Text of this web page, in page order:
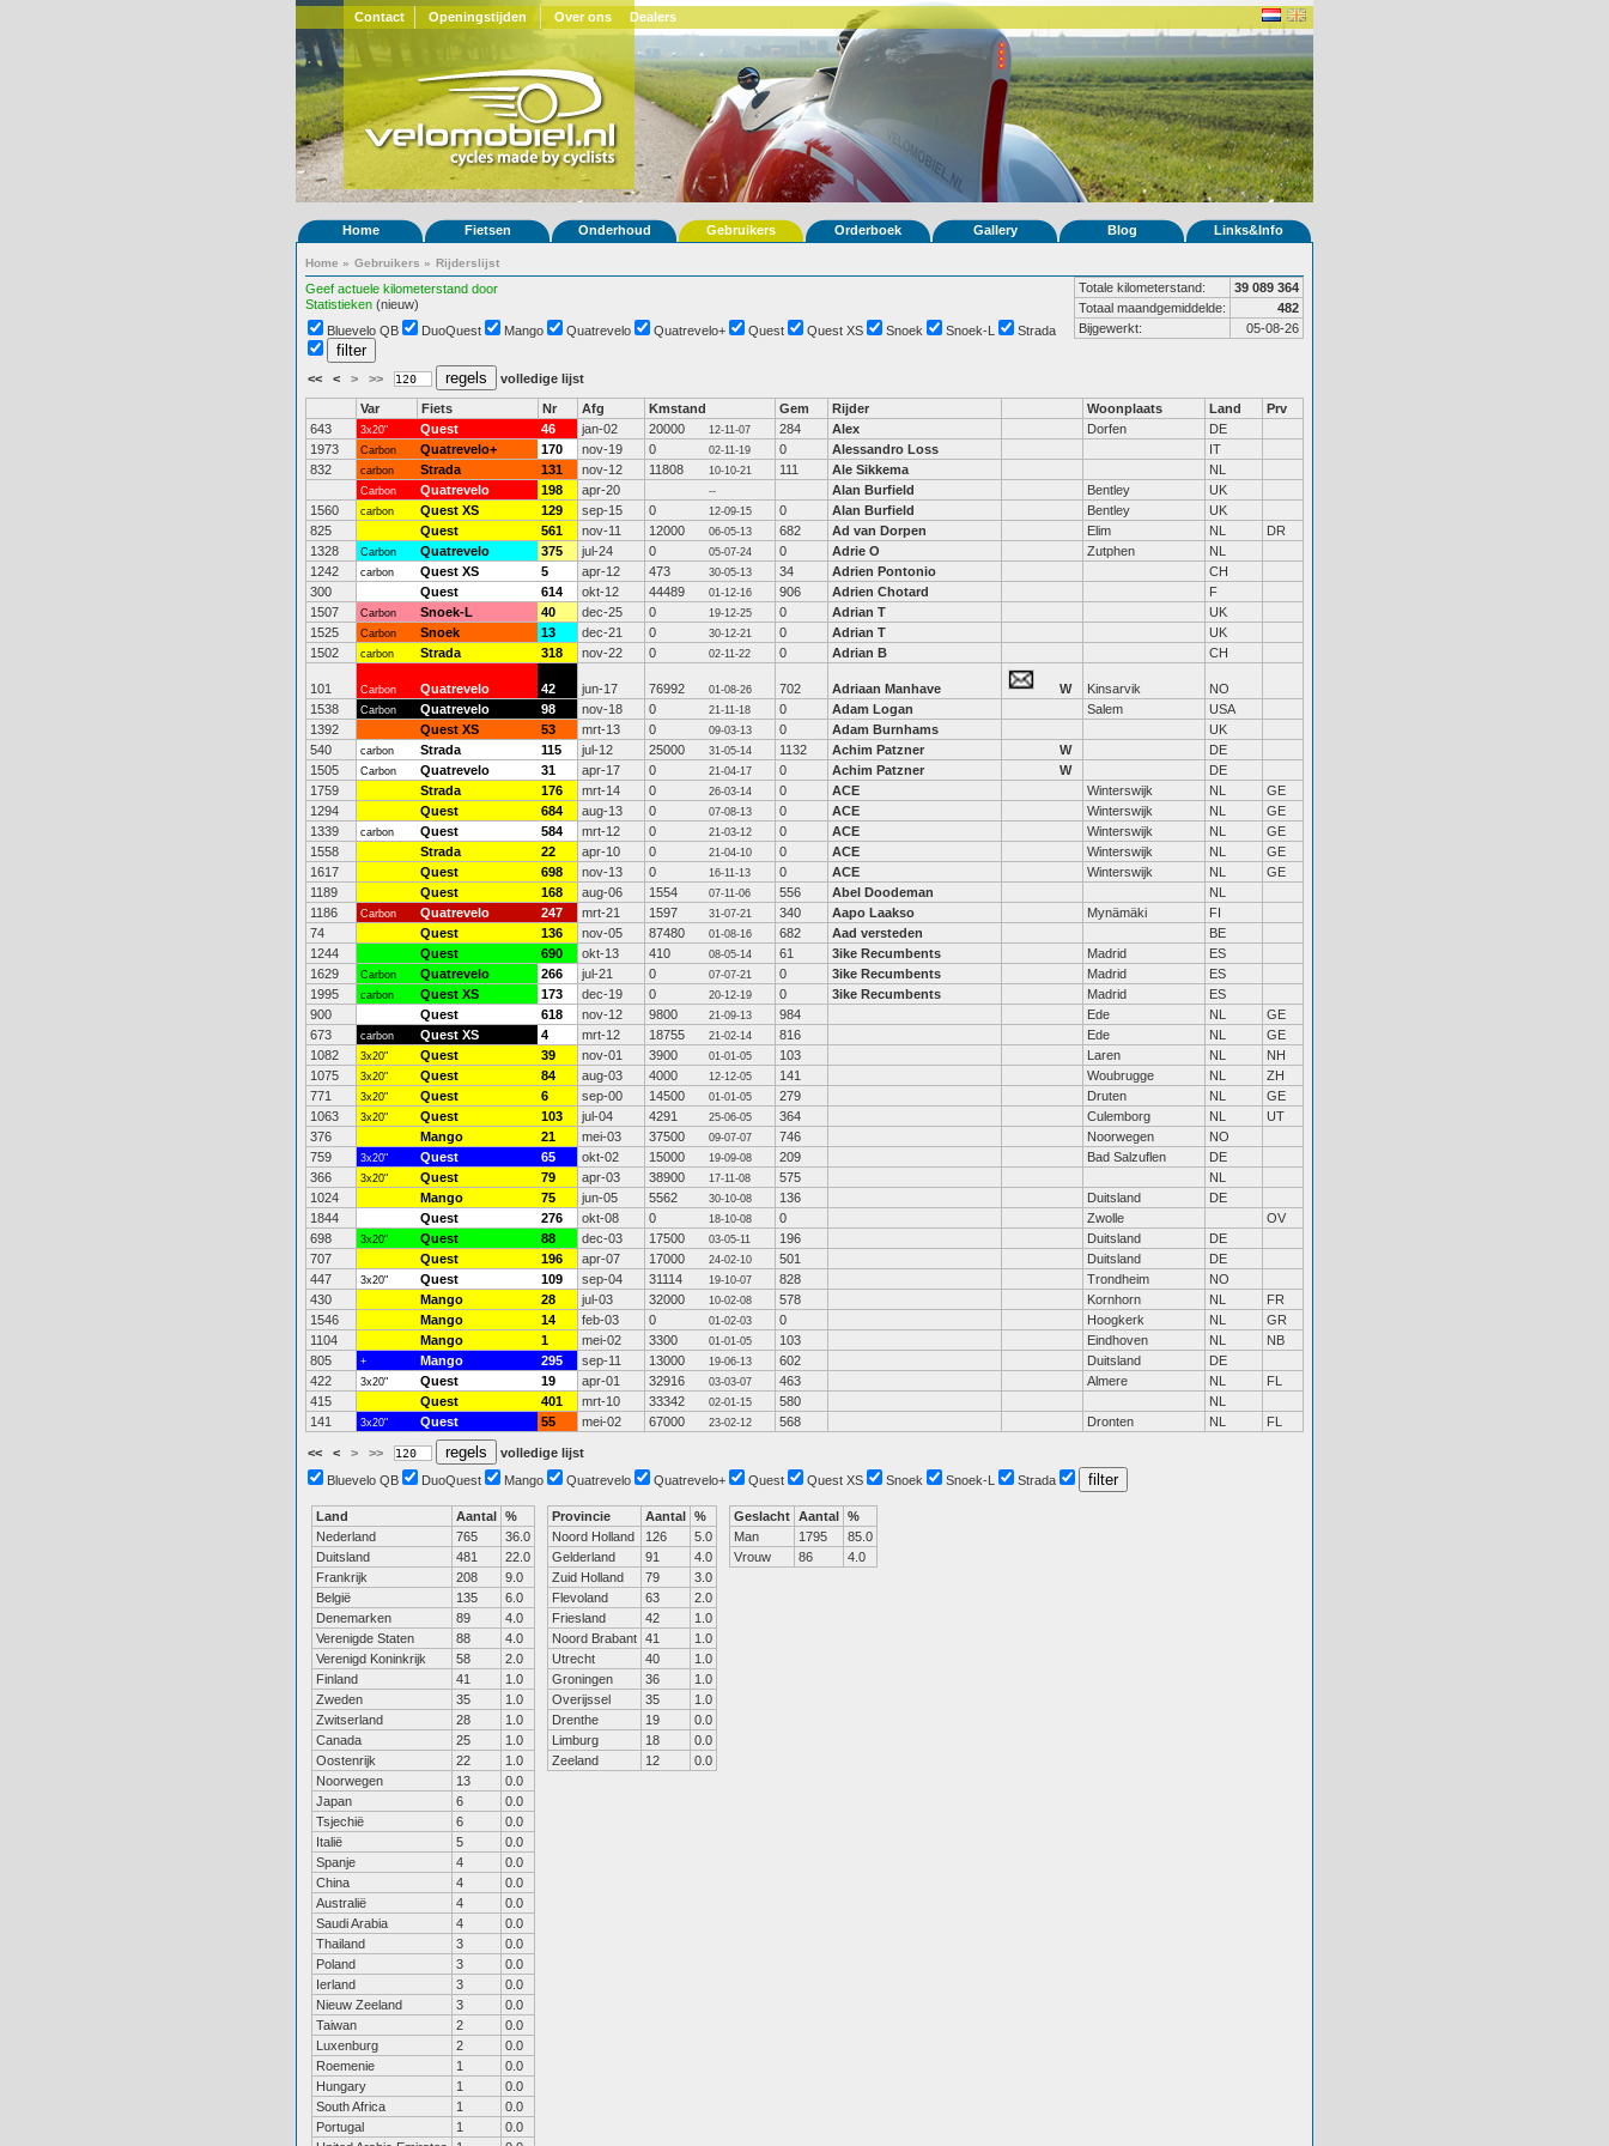
Contact Openingstijden Over ons Dealers
Home Fietsen Onderhoud Gebruikers Orderboek Gallery Blog Links&Info
Home » Gebruikers » Rijderslijst
Geef actuele kilometerstand door
Statistieken (nieuw)
Totale kilometerstand:
39 089 364
Totaal maandgemiddelde:
482
Bijgewerkt:
05-08-26
Bluevelo QB DuoQuest Mango Quatrevelo Quatrevelo+ Quest Quest XS Snoek Snoek-L Strada
<< < > >> volledige lijst
Var Fiets Nr Afg Kmstand Gem Rijder Woonplaats Land
Prv
643
3x20" Quest 46 jan-02 20000 12-11-07 284 Alex Dorfen
DE
1973
Carbon Quatrevelo+ 170 nov-19 0 02-11-19 0 Alessandro Loss
IT
832
carbon Strada 131 nov-12 11808 10-10-21 111 Ale Sikkema NL
Carbon Quatrevelo 198 apr-20 -- Alan Burfield Bentley
UK
1560
carbon Quest XS 129 sep-15 0 12-09-15 0 Alan Burfield Bentley
UK
825
Quest 561 nov-11 12000 06-05-13 682 Ad van Dorpen Elim NL
DR
1328
Carbon Quatrevelo 375 jul-24 0 05-07-24 0 Adrie O Zutphen
NL
1242
carbon Quest XS 5 apr-12 473 30-05-13 34 Adrien Pontonio
CH
300
Quest 614 okt-12 44489 01-12-16 906 Adrien Chotard
F
1507
Carbon Snoek-L 40 dec-25 0 19-12-25 0 Adrian T
UK
1525
Carbon Snoek 13 dec-21 0 30-12-21 0 Adrian T
UK
1502
carbon Strada 318 nov-22 0 02-11-22 0 Adrian B CH
101 Carbon Quatrevelo 42 jun-17 76992 01-08-26 702 Adriaan Manhave W Kinsarvik
NO
1538
Carbon Quatrevelo 98 nov-18 0 21-11-18 0 Adam Logan Salem
USA
1392
Quest XS 53 mrt-13 0 09-03-13 0 Adam Burnhams
UK
540
carbon Strada 115 jul-12 25000 31-05-14 1132 Achim Patzner W
DE
1505
Carbon Quatrevelo 31 apr-17 0 21-04-17 0 Achim Patzner W
DE
1759
Strada 176 mrt-14 0 26-03-14 0 ACE Winterswijk NL
GE
1294
Quest 684 aug-13 0 07-08-13 0 ACE Winterswijk NL
GE
1339
carbon Quest 584 mrt-12 0 21-03-12 0 ACE Winterswijk NL
GE
1558
Strada 22 apr-10 0 21-04-10 0 ACE Winterswijk NL
GE
1617
Quest 698 nov-13 0 16-11-13 0 ACE Winterswijk NL
GE
1189
Quest 168 aug-06 1554 07-11-06 556 Abel Doodeman
NL
1186
Carbon Quatrevelo 247 mrt-21 1597 31-07-21 340 Aapo Laakso Mynämäki
FI
74
Quest 136 nov-05 87480 01-08-16 682 Aad versteden
BE
1244
Quest 690 okt-13 410 08-05-14 61 3ike Recumbents Madrid
ES
1629
Carbon Quatrevelo 266 jul-21 0 07-07-21 0 3ike Recumbents Madrid
ES
1995
carbon Quest XS 173 dec-19 0 20-12-19 0 3ike Recumbents Madrid
ES
900
Quest 618 nov-12 9800 21-09-13 984 Ede NL
GE
673
carbon Quest XS 4 mrt-12 18755 21-02-14 816 Ede NL
GE
1082
3x20" Quest 39 nov-01 3900 01-01-05 103 Laren NL
NH
1075
3x20" Quest 84 aug-03 4000 12-12-05 141 Woubrugge NL
ZH
771
3x20" Quest 6 sep-00 14500 01-01-05 279 Druten NL
GE
1063
3x20" Quest 103 jul-04 4291 25-06-05 364 Culemborg NL
UT
376
Mango 21 mei-03 37500 09-07-07 746 Noorwegen
NO
759
3x20" Quest 65 okt-02 15000 19-09-08 209 Bad Salzuflen
DE
366
3x20" Quest 79 apr-03 38900 17-11-08 575
NL
1024
Mango 75 jun-05 5562 30-10-08 136 Duitsland
DE
1844
Quest 276 okt-08 0 18-10-08 0 Zwolle
OV
698
3x20" Quest 88 dec-03 17500 03-05-11 196 Duitsland
DE
707
Quest 196 apr-07 17000 24-02-10 501 Duitsland
DE
447
3x20" Quest 109 sep-04 31114 19-10-07 828 Trondheim
NO
430
Mango 28 jul-03 32000 10-02-08 578 Kornhorn NL
FR
1546
Mango 14 feb-03 0 01-02-03 0 Hoogkerk NL
GR
1104
Mango 1 mei-02 3300 01-01-05 103 Eindhoven NL
NB
805
+ Mango 295 sep-11 13000 19-06-13 602 Duitsland
DE
422
3x20" Quest 19 apr-01 32916 03-03-07 463 Almere NL
FL
415
Quest 401 mrt-10 33342 02-01-15 580
NL
141
3x20" Quest 55 mei-02 67000 23-02-12 568 Dronten NL FL
<< < > >>
volledige lijst
Bluevelo QB
DuoQuest Mango Quatrevelo Quatrevelo+ Quest Quest XS Snoek Snoek-L Strada
Land Aantal %
Nederland
765
36.0
Duitsland
481
22.0
Frankrijk
208
9.0
België
135
6.0
Denemarken
89
4.0
Verenigde Staten
88
4.0
Verenigd Koninkrijk
58
2.0
Finland
41
1.0
Zweden
35
1.0
Zwitserland
28
1.0
Canada
25
1.0
Oostenrijk
22
1.0
Noorwegen
13
0.0
Japan
6
0.0
Tsjechië
6
0.0
Italië
5
0.0
Spanje
4
0.0
China
4
0.0
Australië
4
0.0
Saudi Arabia
4
0.0
Thailand
3
0.0
Poland
3
0.0
Ierland
3
0.0
Nieuw Zeeland
3
0.0
Taiwan
2
0.0
Luxenburg
2
0.0
Roemenie
1
0.0
Hungary
1
0.0
South Africa
1
0.0
Portugal
1
0.0
Provincie Aantal %
Noord Holland
126
5.0
Gelderland
91
4.0
Zuid Holland
79
3.0
Flevoland
63
2.0
Friesland
42
1.0
Noord Brabant 41
1.0
Utrecht
40
1.0
Groningen
36
1.0
Overijssel
35
1.0
Drenthe
19
0.0
Limburg
18
0.0
Zeeland
12 0.0
Geslacht Aantal %
Man
1795
85.0
Vrouw
86 4.0